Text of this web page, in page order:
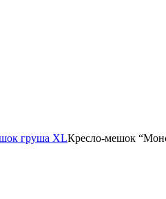
груша XLКресло-мешок